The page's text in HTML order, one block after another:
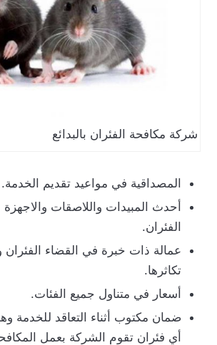
شركة مكافحة الفئران بالبدائع
المصداقية في مواعيد تقديم الخدمة.
أحدث المبيدات واللاصقات
الفئران.
عمالة ذات خبرة في القضاء الفئران
تكاثرها.
أسعار في متناول جميع الفئات.
ضمان مكتوب أثناء التعاقد للخدمة
أي فئران تقوم الشركة بعمل